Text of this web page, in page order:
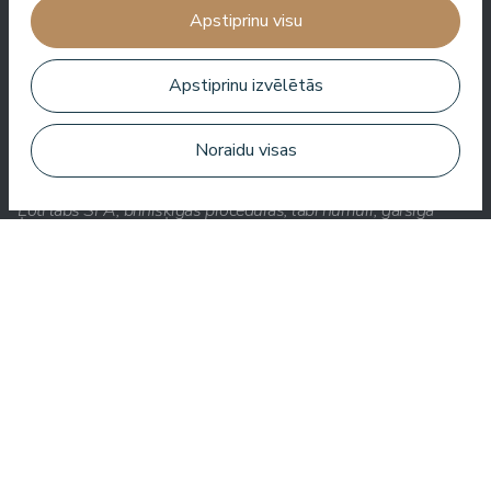
kokteili.
Aleks Aves
Ļoti labs SPA, brīnišķīgas procedūras, labi numuri, garšīga
Apstiprinu visu
Apstiprinu izvēlētās
Noraidu visas